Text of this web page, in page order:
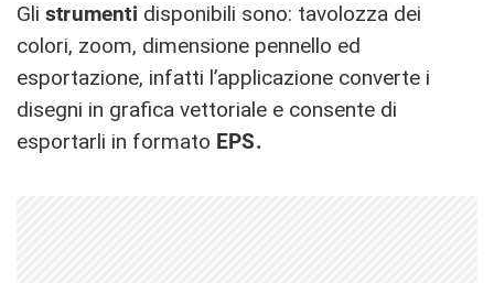
Gli strumenti disponibili sono: tavolozza dei
colori, zoom, dimensione pennello ed
esportazione, infatti l’applicazione converte i
disegni in grafica vettoriale e consente di
esportarli in formato EPS.